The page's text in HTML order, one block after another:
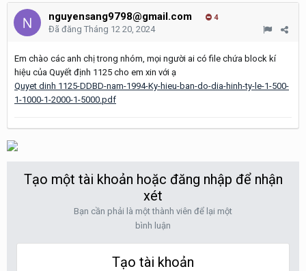
nguyensang9798@gmail.com 4
Đã đăng Tháng 12 20, 2024
Em chào các anh chị trong nhóm, mọi người ai có file chứa block kí
hiệu của Quyết định 1125 cho em xin với ạ
Quyet dinh 1125-DDBD-nam-1994-Ky-hieu-ban-do-dia-hinh-ty-le-1-500-
1-1000-1-2000-1-5000.pdf
Tạo một tài khoản hoặc đăng nhập để nhận
xét
Bạn cần phải là một thành viên để lại một
bình luận
Tạo tài khoản